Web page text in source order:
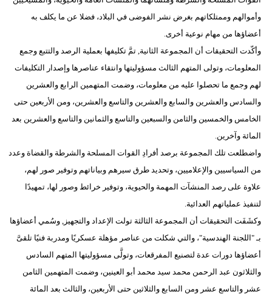
وأموالهم وممتلكاتهم بغرض نشر الفوضى في البلاد، فضلا عن ما يكلف به
أعضاؤها من مهام نوعية أخرى.
وأكّدت التحقيقات أن المجموعة الثانية, تمَّ تكليفها بعملية الرصد والتتبع وجمع
المعلومات، وتولى المتهم الثالث مسؤوليتها وانتقاء عناصرها وإصدار التكليفات
لهم وجمع ما تحصلوا عليه من معلومات، وضمت المتهمين الرابع والعشرين
والسادس والعشرين والسابع والعشرين والتاسع والعشرين، ومن الأربعين حتى
الخامس والخمسين والثامن والسبعين والتاسع والثمانين والتاسع والعشرين بعد
المائة وآخرين.
واضطلعت تلك المجموعة برصد أفرادِ القوات المسلحة والشرطة والقضاة وعدد
من السياسيين والإعلاميين، وتحديد طرق سيرهم وبياناتهم وتوفير صور لهم،
علاوة على رصد المنشآت المهمة والحيوية، وتوفير خرائط وصور لها، تمهيدًا
لتنفيذ عملياتهم العدائية.
وكشَفَت التحقيقات أن المجموعة الثالثة تولت الإعداد والتجهيز, وسُمي أعضاؤها
بـ "اللجنة الهندسية"، والتي شكلت من عناصر مؤهلة عسكريًا ومدربة فنيًا تلقىَّ
أعضاؤها دورات عدة لتصنيع المفرقعات، وتولَّى مسؤوليتها المتهم السادس
والثلاثون عبد الرحمن محمد سيد محمد أبو العينين، وضمت المتهمين الثامن
عشر والتاسع عشر ومن السابع والثلاثين حتى الأربعين، والثالث بعد المائة